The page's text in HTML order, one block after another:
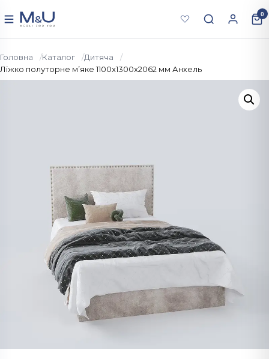
Меню 0
Головна Каталог
Дитяча
Ліжко полуторне м’яке 1100x1300x2062 мм Анхель